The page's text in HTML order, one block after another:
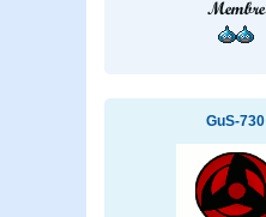
Membre
GuS-730